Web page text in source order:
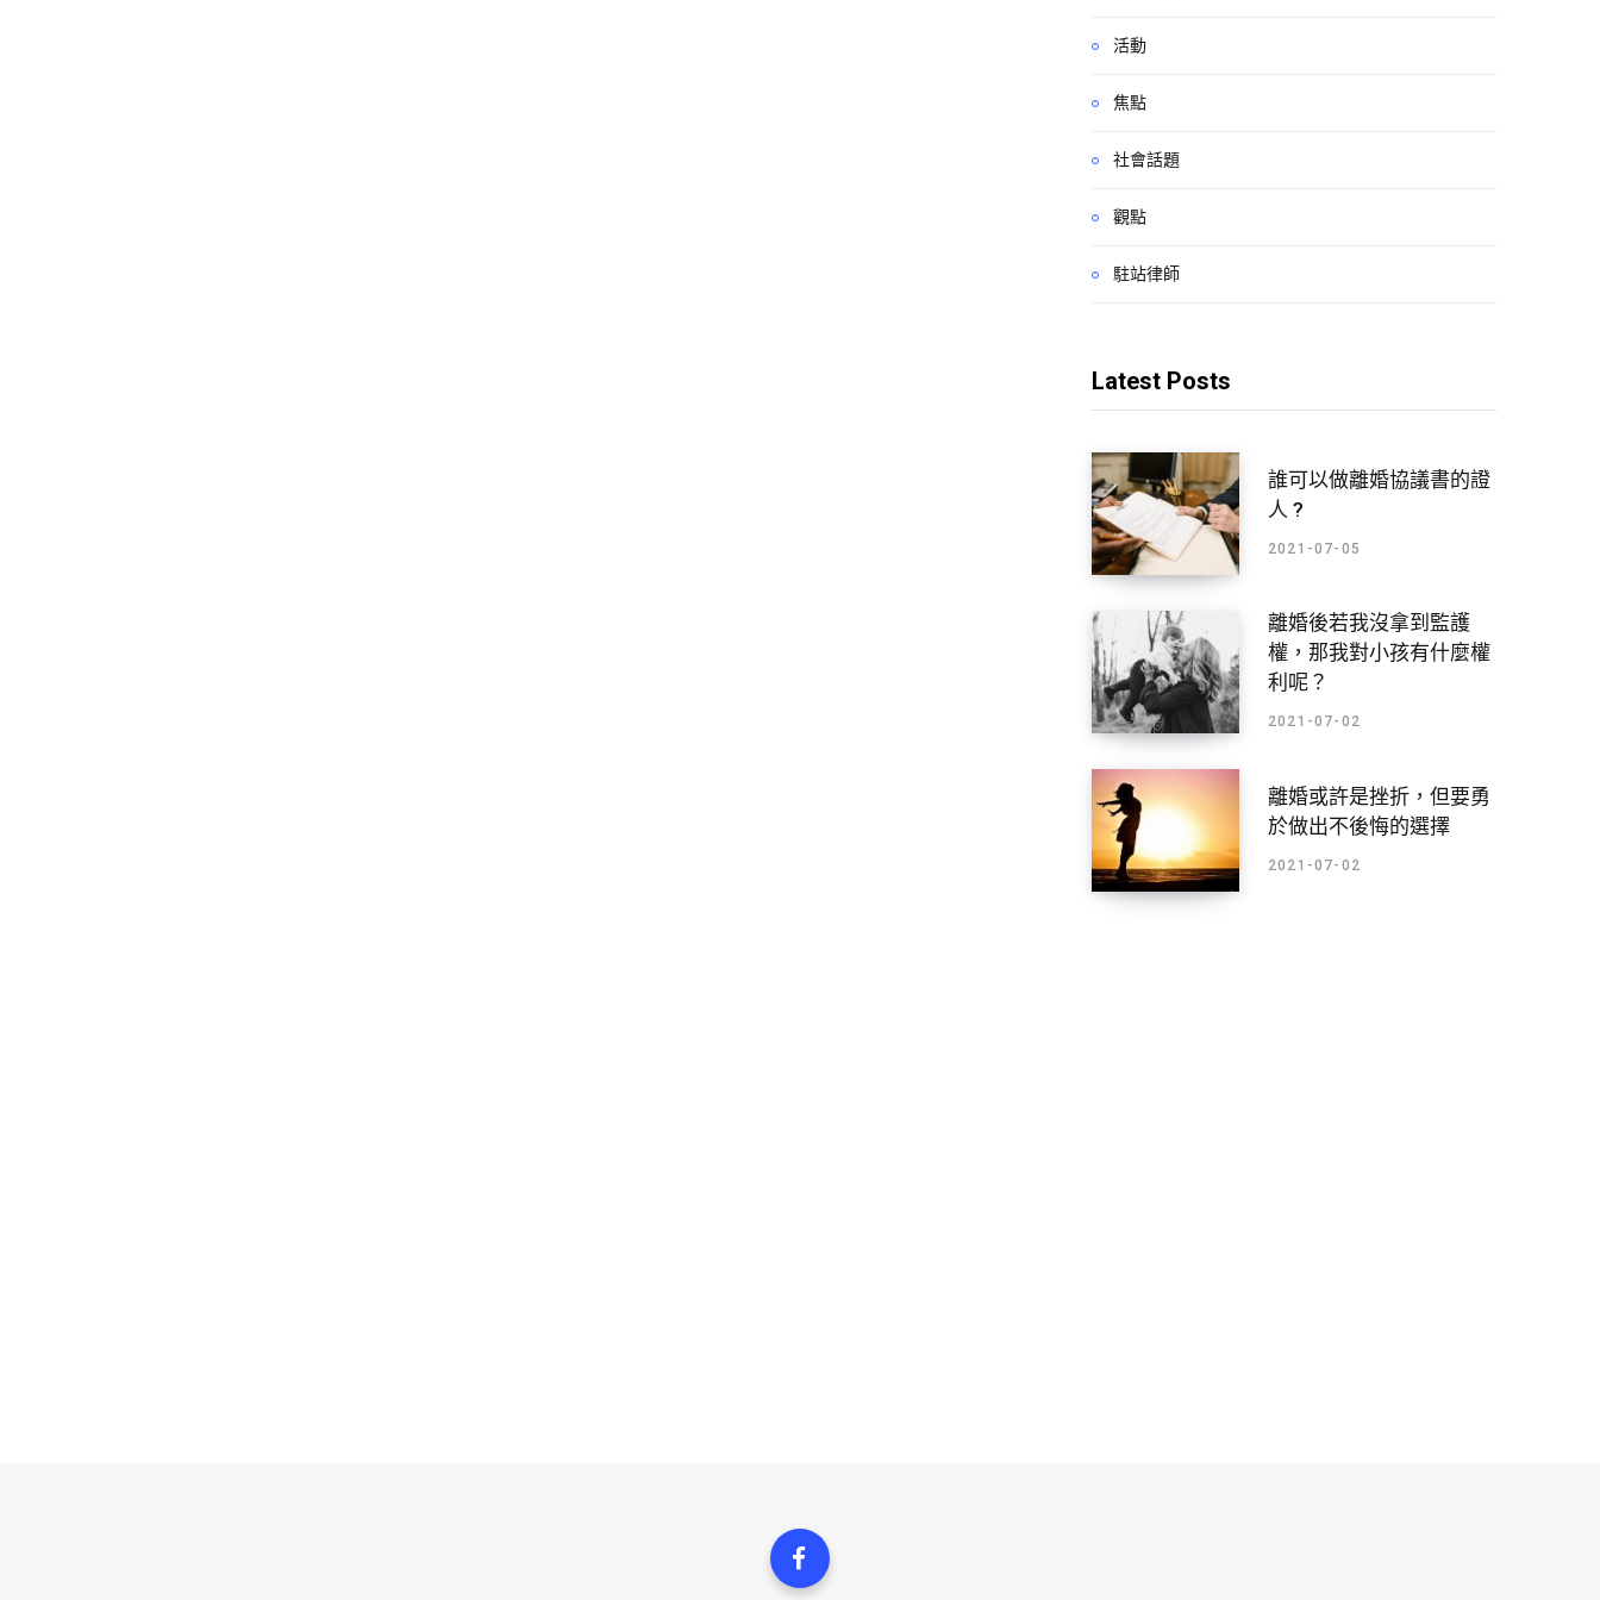
活動
焦點
社會話題
觀點
駐站律師
Latest Posts
誰可以做離婚協議書的證
人 ?
2021-07-05
離婚後若我沒拿到監護
權，那我對小孩有什麼權
利呢？
2021-07-02
離婚或許是挫折，但要勇
於做出不後悔的選擇
2021-07-02